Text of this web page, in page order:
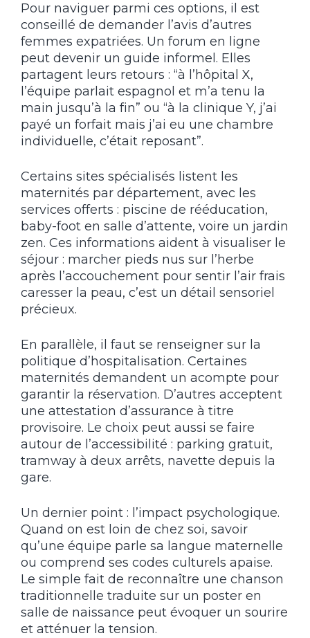
Pour naviguer parmi ces options, il est
conseillé de demander l’avis d’autres
femmes expatriées. Un forum en ligne
peut devenir un guide informel. Elles
partagent leurs retours : “à l’hôpital X,
l’équipe parlait espagnol et m’a tenu la
main jusqu’à la fin” ou “à la clinique Y, j’ai
payé un forfait mais j’ai eu une chambre
individuelle, c’était reposant”.
Certains sites spécialisés listent les
maternités par département, avec les
services offerts : piscine de rééducation,
baby-foot en salle d’attente, voire un jardin
zen. Ces informations aident à visualiser le
séjour : marcher pieds nus sur l’herbe
après l’accouchement pour sentir l’air frais
caresser la peau, c’est un détail sensoriel
précieux.
En parallèle, il faut se renseigner sur la
politique d’hospitalisation. Certaines
maternités demandent un acompte pour
garantir la réservation. D’autres acceptent
une attestation d’assurance à titre
provisoire. Le choix peut aussi se faire
autour de l’accessibilité : parking gratuit,
tramway à deux arrêts, navette depuis la
gare.
Un dernier point : l’impact psychologique.
Quand on est loin de chez soi, savoir
qu’une équipe parle sa langue maternelle
ou comprend ses codes culturels apaise.
Le simple fait de reconnaître une chanson
traditionnelle traduite sur un poster en
salle de naissance peut évoquer un sourire
et atténuer la tension.